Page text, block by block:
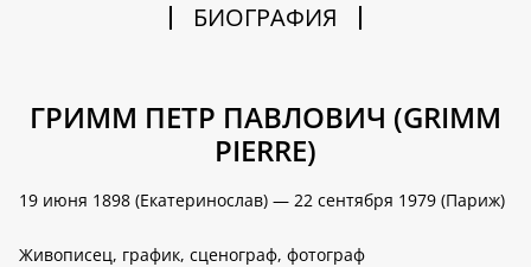
БИОГРАФИЯ
ГРИММ ПЕТР ПАВЛОВИЧ (GRIMM
PIERRE)
19 июня 1898 (Екатеринослав) — 22 сентября 1979 (Париж)
Живописец, график, сценограф, фотограф